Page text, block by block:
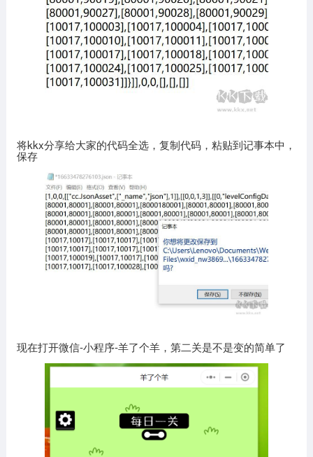
将kkx分享给大家的代码全选，复制代码，粘贴到记事本中，
保存
现在打开微信-小程序-羊了个羊，第二关是不是变的简单了